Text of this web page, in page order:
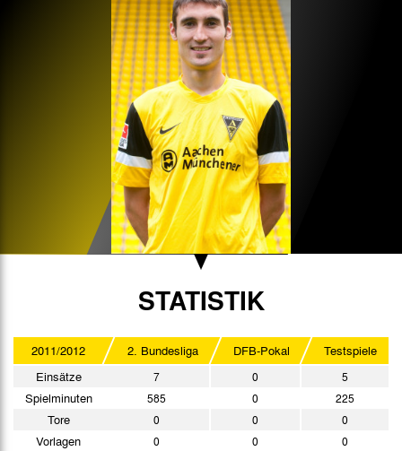
STATISTIK
2011/2012 2. Bundesliga DFB-Pokal
Testspiele
Einsätze
7 0 5
Spielminuten 585 0 225
Tore 0 0 0
Vorlagen 0 0 0